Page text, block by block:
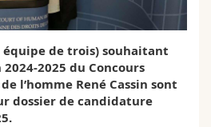
équipe de trois) souhaitant
2025 du Concours
l’homme René Cassin sont
dossier de candidature